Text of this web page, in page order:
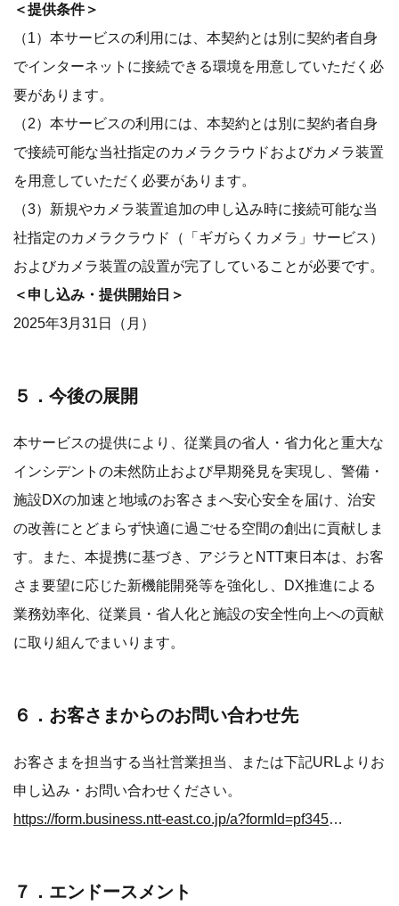
＜提供条件＞
（1）本サービスの利用には、本契約とは別に契約者自身
でインターネットに接続できる環境を用意していただく必
要があります。
（2）本サービスの利用には、本契約とは別に契約者自身
で接続可能な当社指定のカメラクラウドおよびカメラ装置
を用意していただく必要があります。
（3）新規やカメラ装置追加の申し込み時に接続可能な当
社指定のカメラクラウド（「ギガらくカメラ」サービス）
およびカメラ装置の設置が完了していることが必要です。
＜申し込み・提供開始日＞
2025年3月31日（月）
５．今後の展開
本サービスの提供により、従業員の省人・省力化と重大な
インシデントの未然防止および早期発見を実現し、警備・
施設DXの加速と地域のお客さまへ安心安全を届け、治安
の改善にとどまらず快適に過ごせる空間の創出に貢献しま
す。また、本提携に基づき、アジラとNTT東日本は、お客
さま要望に応じた新機能開発等を強化し、DX推進による
業務効率化、従業員・省人化と施設の安全性向上への貢献
に取り組んでまいります。
６．お客さまからのお問い合わせ先
お客さまを担当する当社営業担当、または下記URLよりお
申し込み・お問い合わせください。
https://form.business.ntt-east.co.jp/a?formId=pf3459inq&type=A
７．エンドースメント